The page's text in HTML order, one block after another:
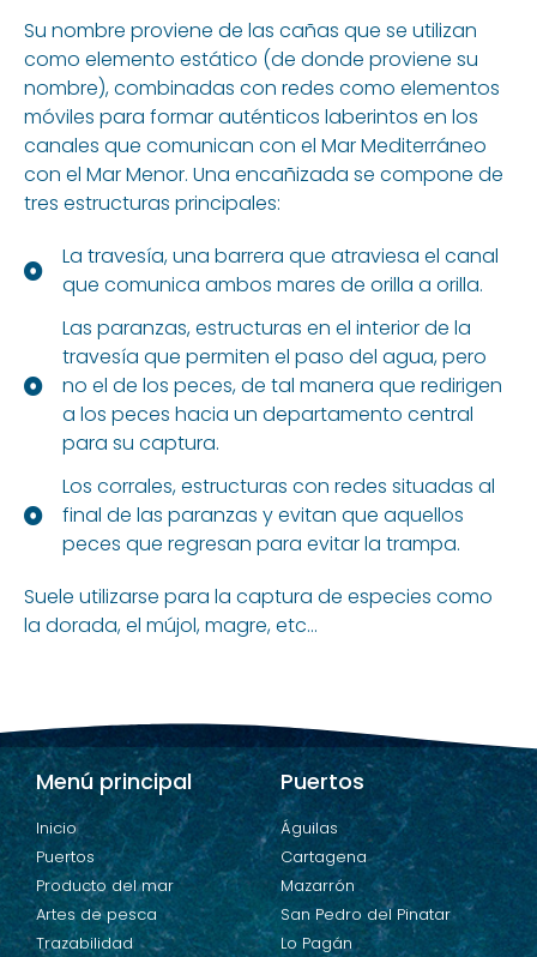
Su nombre proviene de las cañas que se utilizan
como elemento estático (de donde proviene su
nombre), combinadas con redes como elementos
móviles para formar auténticos laberintos en los
canales que comunican con el Mar Mediterráneo
con el Mar Menor. Una encañizada se compone de
tres estructuras principales:
La travesía, una barrera que atraviesa el canal
que comunica ambos mares de orilla a orilla.
Las paranzas, estructuras en el interior de la
travesía que permiten el paso del agua, pero
no el de los peces, de tal manera que redirigen
a los peces hacia un departamento central
para su captura.
Los corrales, estructuras con redes situadas al
final de las paranzas y evitan que aquellos
peces que regresan para evitar la trampa.
Suele utilizarse para la captura de especies como
la dorada, el mújol, magre, etc…
Menú principal
Inicio
Puertos
Producto del mar
Artes de pesca
Trazabilidad
Puertos
Águilas
Cartagena
Mazarrón
San Pedro del Pinatar
Lo Pagán